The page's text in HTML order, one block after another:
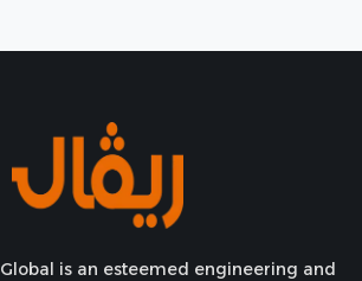
is an esteemed engineering and